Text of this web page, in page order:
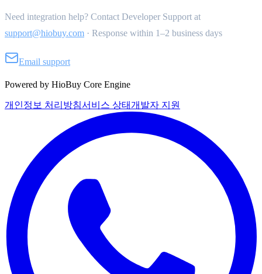
Need integration help? Contact Developer Support at
support@hiobuy.com · Response within 1–2 business days
Email support
Powered by HioBuy Core Engine
개인정보 처리방침서비스 상태개발자 지원